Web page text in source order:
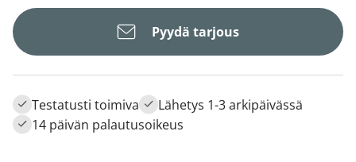
Pyydä tarjous
Testatusti toimiva
Lähetys 1-3 arkipäivässä
14 päivän palautusoikeus